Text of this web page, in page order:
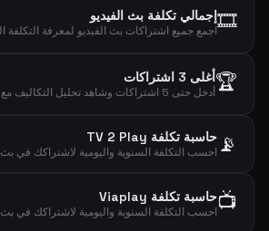
🎞️إجمالي تكلفة بث الفيديو
🏆أغلى 3 اشتراكات
📡 حاسبة تكلفة TV 2 Play
احسب التكلفة السنوية واليومية لاشتراكك في بث TV 2 Play.
📺حاسبة تكلفة Viaplay
احسب التكلفة السنوية واليومية لاشتراكك في بث Viaplay.